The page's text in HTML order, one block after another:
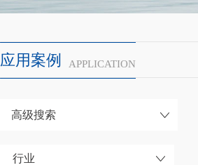
应用案例 APPLICATION
高级搜索
行业